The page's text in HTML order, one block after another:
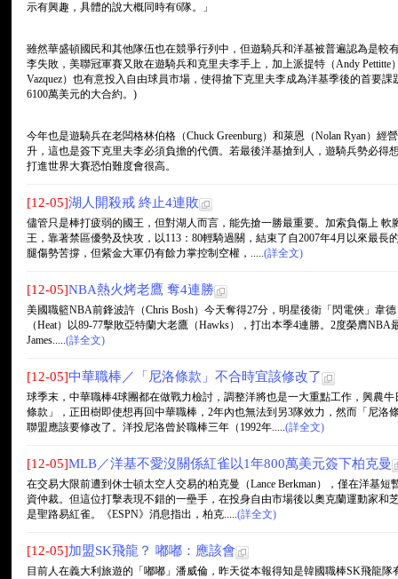
示有興趣，具體的說大概同時有6隊。」
雖然華盛頓國民和其他隊伍也在競爭行列中，但遊騎兵和洋基被普遍認為是較
李失敗，美聯冠軍賽又敗在遊騎兵和克里夫李手上，加上派提特（Andy Pettitte
Vazquez）也有意投入自由球員市場，使得搶下克里夫李成為洋基季後的首要
6100萬美元的大合約。)
今年也是遊騎兵在老闆格林伯格（Chuck Greenburg）和萊恩（Nolan Ryan）
升，這也是簽下克里夫李必須負擔的代價。若最後洋基搶到人，遊騎兵勢必得
打進世界大賽恐怕難度會很高。
[12-05]湖人開殺戒 終止4連敗
儘管只是棒打疲弱的國王，但對湖人而言，能先搶一勝最重要。加索負傷上
王，靠著禁區優勢及快攻，以113：80輕騎過關，結束了自2007年4月以來最長
腿傷勢苦撐，但紫金大軍仍有餘力掌控制空權，.....(詳全文)
[12-05]NBA熱火烤老鷹 奪4連勝
美國職籃NBA前鋒波許（Chris Bosh）今天奪得27分，明星後衛「閃電俠」韋
（Heat）以89-77擊敗亞特蘭大老鷹（Hawks），打出本季4連勝。2度榮膺
James.....(詳全文)
[12-05]中華職棒／「尼洛條款」不合時宜該修改了
球季末，中華職棒4球團都在做戰力檢討，調整洋將也是一大重點工作，興農
條款」，正田樹即使想再回中華職棒，2年內也無法到另3隊效力，然而「尼洛
聯盟應該要修改了。洋投尼洛曾於職棒三年（1992年.....(詳全文)
[12-05]MLB／洋基不愛沒關係紅雀以1年800萬美元簽下柏克曼
在交易大限前遭到休士頓太空人交易的柏克曼（Lance Berkman），僅在洋基
資仲裁。但這位打擊表現不錯的一壘手，在投身自由市場後以奧克蘭運動家和
是聖路易紅雀。《ESPN》消息指出，柏克.....(詳全文)
[12-05]加盟SK飛龍？ 嘟嘟：應該會
目前人在義大利旅遊的「嘟嘟」潘威倫，昨天從本報得知是韓國職棒SK飛龍